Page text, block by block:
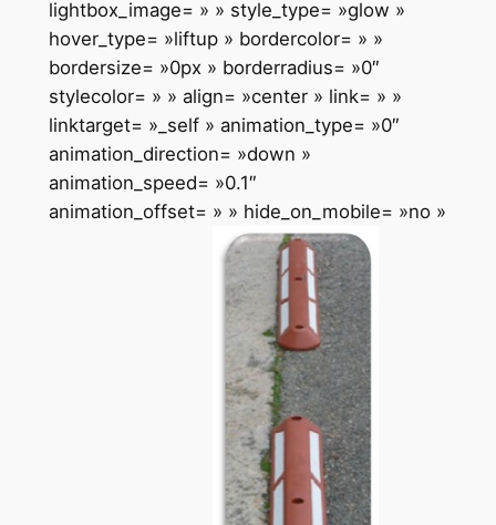
lightbox_image= » » style_type= »glow »
hover_type= »liftup » bordercolor= » »
bordersize= »0px » borderradius= »0″
stylecolor= » » align= »center » link= » »
linktarget= »_self » animation_type= »0″
animation_direction= »down »
animation_speed= »0.1″
animation_offset= » » hide_on_mobile= »no »